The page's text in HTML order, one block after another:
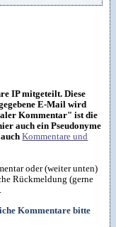
IP mitgeteilt. Diese
E-Mail wird
Kommentar" ist die
auch ein Pseudonyme
auchKommentare und
oder (weiter unten)
Rückmeldung (gerne
Kommentare bitte